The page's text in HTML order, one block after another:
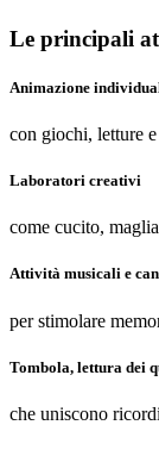
Le principali
Animazione
con giochi, letture
Laboratori creativi
come cucito,
Attività musicali e
per stimolare
Tombola, lettura dei
che uniscono